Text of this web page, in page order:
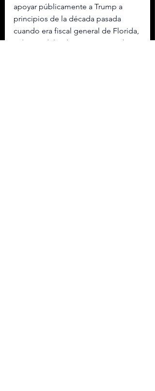
apoyar públicamente a Trump a
principios de la década pasada
cuando era fiscal general de Florida,
y dentro del Gabinete que nombró